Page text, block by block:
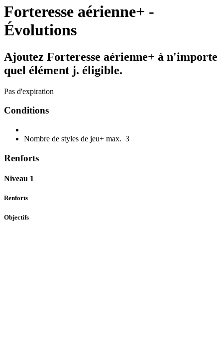
Forteresse aérienne+ -
Évolutions
Ajoutez Forteresse aérienne+ à n'importe
quel élément j. éligible.
Pas d'expiration
Conditions
Nombre de styles de jeu+ max. 3
Renforts
Niveau 1
Renforts
Objectifs